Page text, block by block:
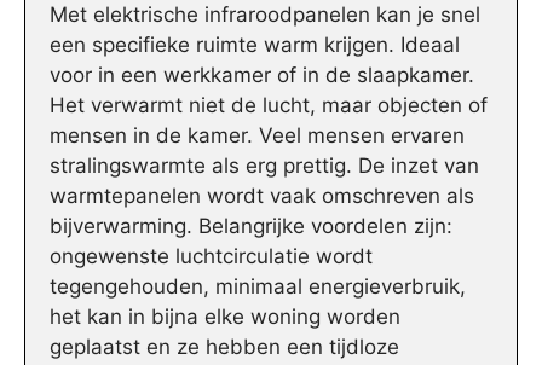
Met elektrische infraroodpanelen kan je snel
een specifieke ruimte warm krijgen. Ideaal
voor in een werkkamer of in de slaapkamer.
Het verwarmt niet de lucht, maar objecten of
mensen in de kamer. Veel mensen ervaren
stralingswarmte als erg prettig. De inzet van
warmtepanelen wordt vaak omschreven als
bijverwarming. Belangrijke voordelen zijn:
ongewenste luchtcirculatie wordt
tegengehouden, minimaal energieverbruik,
het kan in bijna elke woning worden
geplaatst en ze hebben een tijdloze